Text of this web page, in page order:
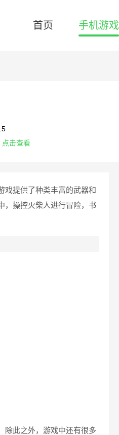
首页 手机游戏
点击查看
戏提供了种类丰富的武器和
，操控火柴人进行冒险，书
除此之外，游戏中还有很多